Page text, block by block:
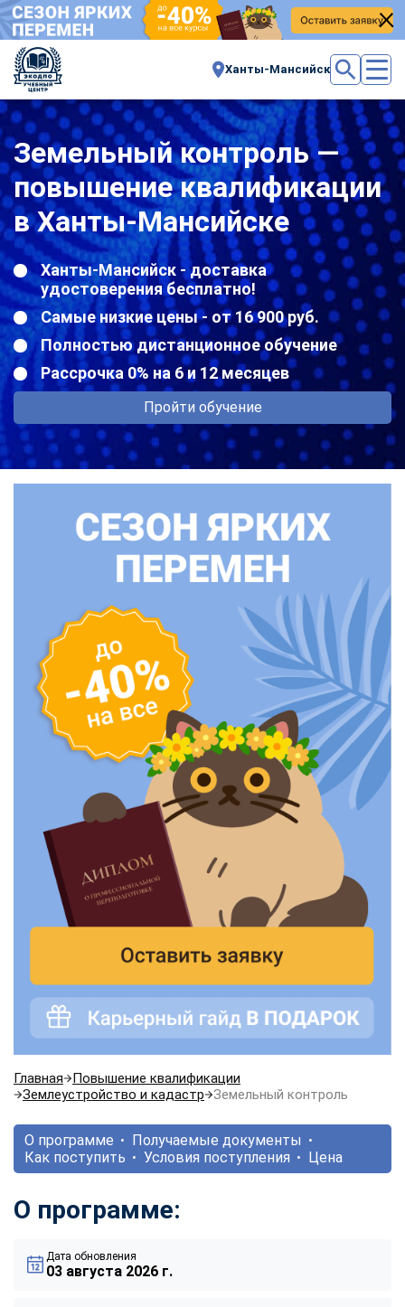
Ханты-Мансийск
Земельный контроль —
повышение квалификации
в Ханты-Мансийске
Ханты-Мансийск - доставка
удостоверения бесплатно!
Самые низкие цены - от 16 900 руб.
Полностью дистанционное обучение
Рассрочка 0% на 6 и 12 месяцев
Пройти обучение
Главная
Повышение квалификации
Землеустройство и кадастр
Земельный контроль
О программе
Получаемые документы
Как поступить
Условия поступления Цена
О программе:
Дата обновления
03 августа 2026 г.